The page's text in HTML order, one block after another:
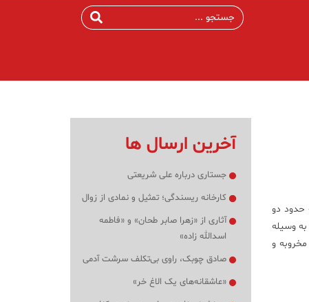
حدود دو
وسیله
و
آخرین ارسال ها
جستاری درباره علی شریعتی
کارخانه ریسندگی؛ تمثیل و نمادی از زوال
آثاری از «زهرا صابر طحان» و «فاطمه
اسدالله زاده»
صادق چوبک، راوی بی‌تکلف سرشت آدمی
«عاشقانه‌های یک الاغ خر»